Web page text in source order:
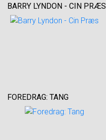
BARRY LYNDON - CIN PRÆS
FOREDRAG: TANG